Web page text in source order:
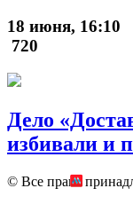
18 июня, 16:10
720
Дело
избивали и
© Все права